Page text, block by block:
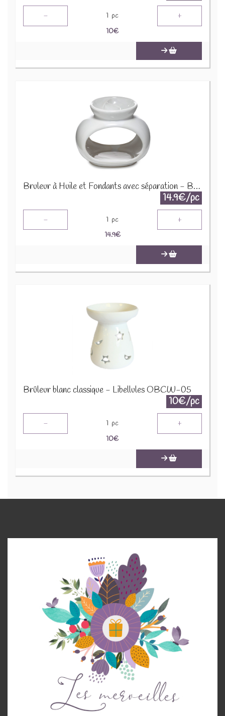
- 1 pc +
10€
Bruleur à Huile et Fondants avec séparation - Blanc forme ovale OB354A
14.9€/pc
- 1 pc +
14.9€
Brûleur blanc classique - Libellules OBCW-05
10€/pc
- 1 pc +
10€